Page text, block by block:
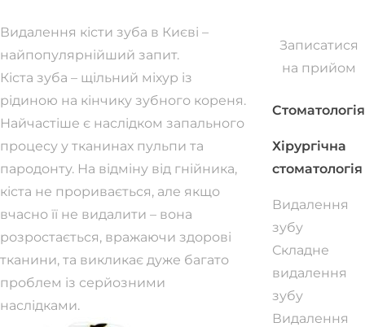
Видалення кісти зуба в Києві –
найпопулярнійший запит.
Кіста зуба – щільний міхур із
рідиною на кінчику зубного кореня.
Найчастіше є наслідком запального
процесу у тканинах пульпи та
пародонту. На відміну від гнійника,
кіста не проривається, але якщо
вчасно її не видалити – вона
розростається, вражаючи здорові
тканини, та викликає дуже багато
проблем із серйозними
наслідками.
Записатися
на прийом
Стоматологія
Хірургічна
стоматологія
Видалення
зубу
Складне
видалення
зубу
Видалення